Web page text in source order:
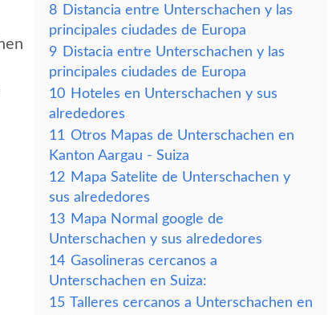
8 Distancia entre Unterschachen y las
principales ciudades de Europa
9 Distacia entre Unterschachen y las
principales ciudades de Europa
10 Hoteles en Unterschachen y sus
alrededores
11 Otros Mapas de Unterschachen en
Kanton Aargau - Suiza
12 Mapa Satelite de Unterschachen y
sus alrededores
13 Mapa Normal google de
Unterschachen y sus alrededores
14 Gasolineras cercanos a
Unterschachen en Suiza:
15 Talleres cercanos a Unterschachen en